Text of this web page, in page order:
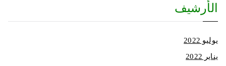
الأرشيف
يوليو 2022
يناير 2022